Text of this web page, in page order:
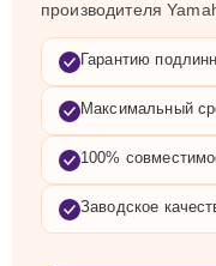
производителя
Гарантию
Максимальный
100%
Заводское